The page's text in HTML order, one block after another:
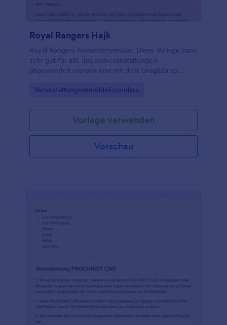
Royal Rangers Hajk
Royal Rangers Anmeldeformular. Diese Vorlage kann
sehr gut für alle Jugendveranstaltungen
abgewandelt werden und mit dem Drag&Drop
Go to Category:
Veranstaltungsanmeldeformulare
Vorlage verwenden
Vorschau